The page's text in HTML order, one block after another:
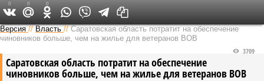
Версия в Саратове
Версия //Власть //Саратовская область потратит на обеспечение
чиновников больше, чем на жилье для ветеранов ВОВ
Саратовская область потратит на обеспечение
чиновников больше, чем на жилье для ветеранов ВОВ
3709
0 0 0